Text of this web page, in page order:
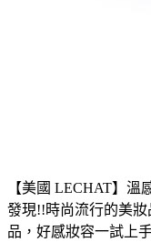
【美國 LECHAT】
發現!!時尚流行的美
品，好感妝容一試上